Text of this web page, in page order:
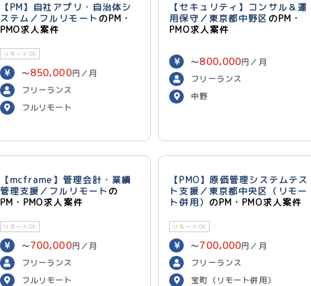
【PM】自社アプリ・自治体シ
ステム／フルリモートのPM・
PMO求人案件
リモートOK
〜850,000円／月
フリーランス
フルリモート
【セキュリティ】コンサル＆運
用保守／東京都中野区 のPM・
PMO求人案件
〜800,000円／月
フリーランス
中野
【mcframe】管理会計・業績
管理支援／フルリモートの
PM・PMO求人案件
リモートOK
〜700,000円／月
フリーランス
フルリモート
【PMO】原価管理システムテス
ト支援／東京都中央区（リモー
ト併用） のPM・PMO求人案件
リモートOK
〜700,000円／月
フリーランス
宝町（リモート併用）